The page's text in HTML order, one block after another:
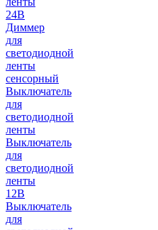
24В
Диммер
для
светодиодной
ленты
сенсорный
Выключатель
для
светодиодной
ленты
Выключатель
для
светодиодной
ленты
12В
Выключатель
для